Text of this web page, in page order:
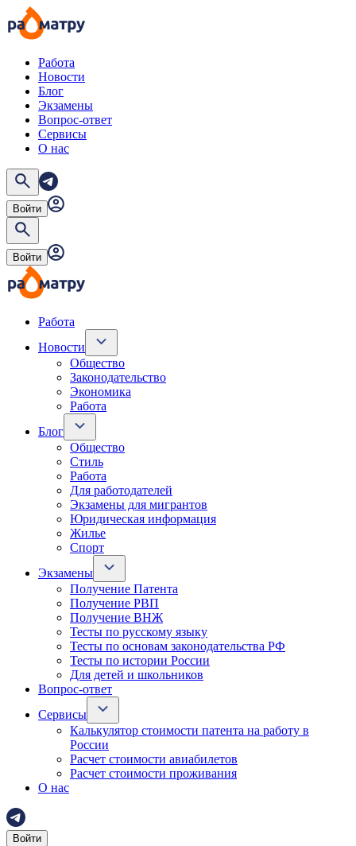
Работа
Новости
Блог
Экзамены
Вопрос-ответ
Сервисы
О нас
Войти
Войти
Работа
Новости
Общество
Законодательство
Экономика
Работа
Блог
Общество
Стиль
Работа
Для работодателей
Экзамены для мигрантов
Юридическая информация
Жилье
Спорт
Экзамены
Получение Патента
Получение РВП
Получение ВНЖ
Тесты по русскому языку
Тесты по основам законодательства РФ
Тесты по истории России
Для детей и школьников
Вопрос-ответ
Сервисы
Калькулятор стоимости патента на работу в
России
Расчет стоимости авиабилетов
Расчет стоимости проживания
О нас
Войти